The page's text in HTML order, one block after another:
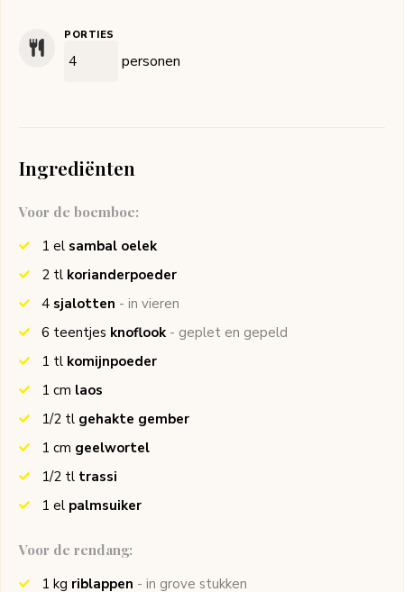
PORTIES
personen
Ingrediënten
Voor de boemboe:
1 el sambal oelek
2 tl korianderpoeder
4 sjalotten - in vieren
6 teentjes knoflook - geplet en gepeld
1 tl komijnpoeder
1 cm laos
1/2 tl gehakte gember
1 cm geelwortel
1/2 tl trassi
1 el palmsuiker
Voor de rendang:
1 kg riblappen - in grove stukken